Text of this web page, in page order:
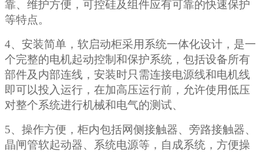
靠、维护方便，可控硅及组件应有可靠的快速保护
等特点。
4、安装简单，软启动柜采用系统一体化设计，是一
个完整的电机起动控制和保护系统，包括设备所有
部件及内部连线，安装时只需连接电源线和电机线
即可以投入运行，在加高压运行前，允许使用低压
对整个系统进行机械和电气的测试、
5、操作方便，柜内包括网侧接触器、旁路接触器、
晶闸管软起动器、系统电源等，自成系统，方便操